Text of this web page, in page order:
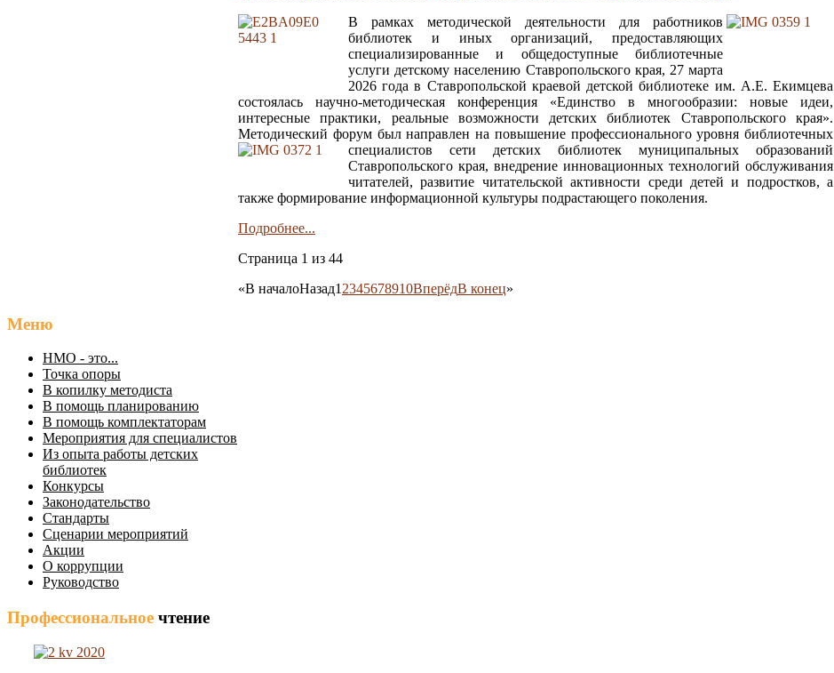
В рамках методической деятельности для работников
библиотек и иных организаций, предоставляющих
специализированные и общедоступные библиотечные
услуги детскому населению Ставропольского края, 27 марта
2026 года в Ставропольской краевой детской библиотеке им. А.Е. Екимцева
состоялась научно-методическая конференция «Единство в многообразии: новые идеи,
интересные практики, реальные возможности детских библиотек Ставропольского края».
Методический форум был направлен на повышение профессионального уровня библиотечных
специалистов сети детских библиотек муниципальных образований
Ставропольского края, внедрение инновационных технологий обслуживания
читателей, развитие читательской активности среди детей и подростков, а
также формирование информационной культуры подрастающего поколения.
Подробнее...
Страница 1 из 44
«В началоНазад1 2345678910ВперёдВ конец»
Меню
НМО - это...
Точка опоры
В копилку методиста
В помощь планированию
В помощь комплектаторам
Мероприятия для специалистов
Из опыта работы детских
библиотек
Конкурсы
Законодательство
Стандарты
Сценарии мероприятий
Акции
О коррупции
Руководство
Профессиональное чтение